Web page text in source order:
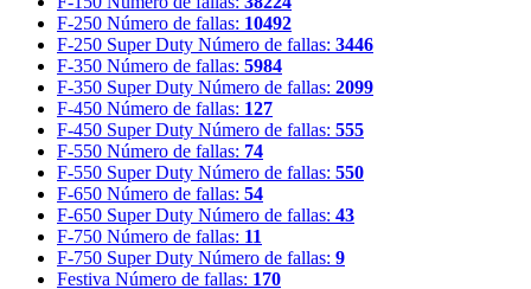
F-250 Número de fallas: 10492
F-250 Super Duty Número de fallas: 3446
F-350 Número de fallas: 5984
F-350 Super Duty Número de fallas: 2099
F-450 Número de fallas: 127
F-450 Super Duty Número de fallas: 555
F-550 Número de fallas: 74
F-550 Super Duty Número de fallas: 550
F-650 Número de fallas: 54
F-650 Super Duty Número de fallas: 43
F-750 Número de fallas: 11
F-750 Super Duty Número de fallas: 9
Festiva Número de fallas: 170